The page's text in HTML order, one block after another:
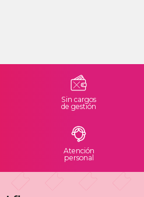
Sin cargos
de gestión
Atención
personal